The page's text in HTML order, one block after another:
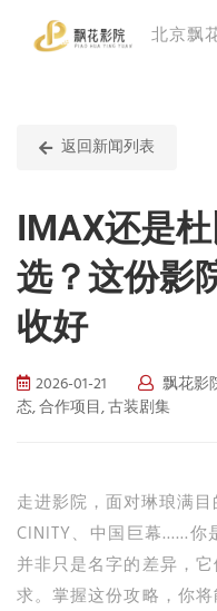
北京飘
返回新闻列表
IMAX还是
选？这份影
收好
2026-01-21 飘花影
态, 合作项目, 古装剧集
走进影院，面对琳琅满
CINITY、中国巨幕……你
并非只是名字的差异，
求。掌握这份攻略，你